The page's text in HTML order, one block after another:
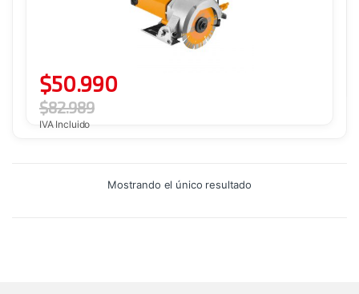
$50.990
$82.989
IVA Incluido
Mostrando el único resultado